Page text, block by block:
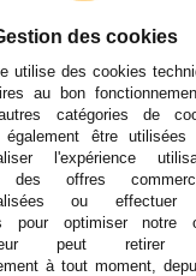
LÉGALES
DE
DE
ET RETOUR
DROIT DE
des cookies
utilise des cookies
au bon
catégories de
également être utilisées
l'expérience
des offres
ou effectuer
pour optimiser notre
peut retirer
à tout moment,